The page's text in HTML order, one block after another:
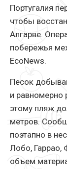
Португалия
чтобы
Алгарве.
побережья
EcoNews.
Песок
и равномерно
этому пляж
метров.
поэтапно в
Лобо, Гаррао,
объем